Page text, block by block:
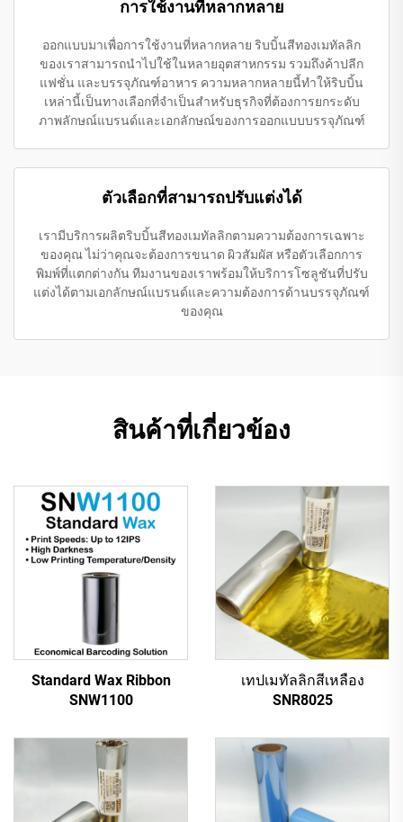
การใช้งานที่หลากหลาย
ออกแบบมาเพื่อการใช้งานที่หลากหลาย ริบบิ้นสีทองเมทัลลิก
ของเราสามารถนำไปใช้ในหลายอุตสาหกรรม รวมถึงค้าปลีก
แฟชั่น และบรรจุภัณฑ์อาหาร ความหลากหลายนี้ทำให้ริบบิ้น
เหล่านี้เป็นทางเลือกที่จำเป็นสำหรับธุรกิจที่ต้องการยกระดับ
ภาพลักษณ์แบรนด์และเอกลักษณ์ของการออกแบบบรรจุภัณฑ์
ตัวเลือกที่สามารถปรับแต่งได้
เรามีบริการผลิตริบบิ้นสีทองเมทัลลิกตามความต้องการเฉพาะ
ของคุณ ไม่ว่าคุณจะต้องการขนาด ผิวสัมผัส หรือตัวเลือกการ
พิมพ์ที่แตกต่างกัน ทีมงานของเราพร้อมให้บริการโซลูชันที่ปรับ
แต่งได้ตามเอกลักษณ์แบรนด์และความต้องการด้านบรรจุภัณฑ์
ของคุณ
สินค้าที่เกี่ยวข้อง
Standard Wax Ribbon
SNW1100
เทปเมทัลลิกสีเหลือง
SNR8025